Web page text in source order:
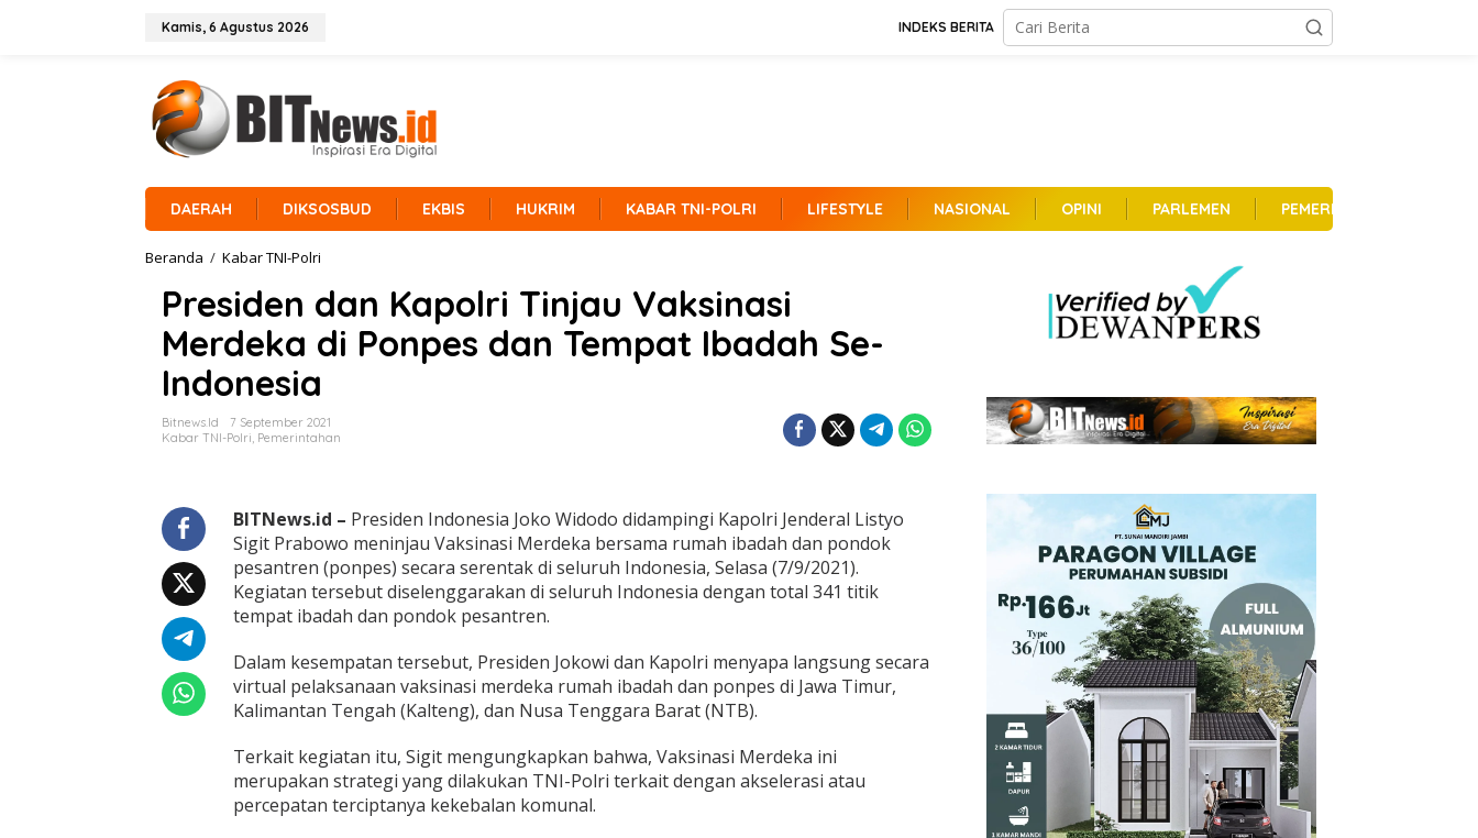
Kamis, 6 Agustus 2026 INDEKS BERITA
DAERAH DIKSOSBUD EKBIS HUKRIM KABAR TNI-POLRI LIFESTYLE NASIONAL OPINI PARLEMEN PEMERINTAHAN
Beranda / Kabar TNI-Polri
e
s
i
d
d
a
p
l
r
i
T
j
a
u
a
k
s
Presiden dan Kapolri Tinjau Vaksinasi
Merdeka di Ponpes dan Tempat Ibadah Se-
Indonesia
Bitnews.id
7 September 2021
Kabar TNI-Polri, Pemerintahan
BITNews.id – Presiden Indonesia Joko Widodo didampingi Kapolri Jenderal Listyo
Sigit Prabowo meninjau Vaksinasi Merdeka bersama rumah ibadah dan pondok
pesantren (ponpes) secara serentak di seluruh Indonesia, Selasa (7/9/2021).
Kegiatan tersebut diselenggarakan di seluruh Indonesia dengan total 341 titik
tempat ibadah dan pondok pesantren.
Dalam kesempatan tersebut, Presiden Jokowi dan Kapolri menyapa langsung secara
virtual pelaksanaan vaksinasi merdeka rumah ibadah dan ponpes di Jawa Timur,
Kalimantan Tengah (Kalteng), dan Nusa Tenggara Barat (NTB).
Terkait kegiatan itu, Sigit mengungkapkan bahwa, Vaksinasi Merdeka ini
merupakan strategi yang dilakukan TNI-Polri terkait dengan akselerasi atau
percepatan terciptanya kekebalan komunal.